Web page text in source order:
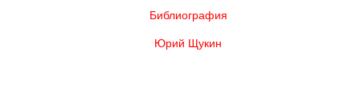
Библиография
Юрий Щукин